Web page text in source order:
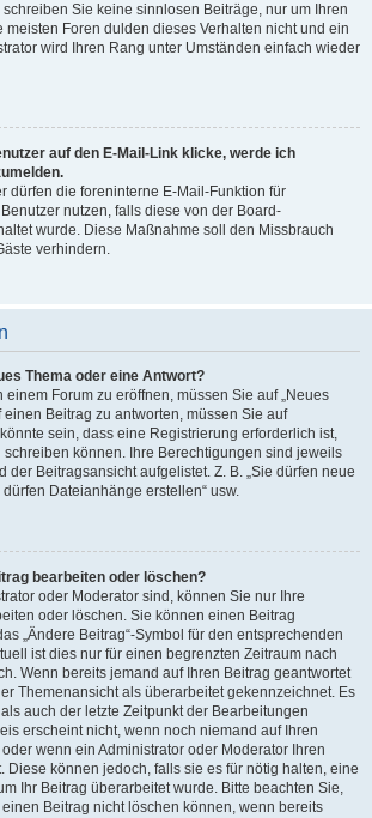
Sie keine sinnlosen Beiträge, nur um Ihren
Foren dulden dieses Verhalten nicht und ein
wird Ihren Rang unter Umständen einfach wieder
auf den E-Mail-Link klicke, werde ich
dürfen die foreninterne E-Mail-Funktion für
nutzen, falls diese von der Board-
wurde. Diese Maßnahme soll den Missbrauch
verhindern.
Thema oder eine Antwort?
einem Forum zu eröffnen, müssen Sie auf „Neues
einen Beitrag zu antworten, müssen Sie auf
sein, dass eine Registrierung erforderlich ist,
schreiben können. Ihre Berechtigungen sind jeweils
der Beitragsansicht aufgelistet. Z. B. „Sie dürfen neue
dürfen Dateianhänge erstellen“ usw.
bearbeiten oder löschen?
oder Moderator sind, können Sie nur Ihre
oder löschen. Sie können einen Beitrag
„Ändere Beitrag“-Symbol für den entsprechenden
ist dies nur für einen begrenzten Zeitraum nach
Wenn bereits jemand auf Ihren Beitrag geantwortet
Themenansicht als überarbeitet gekennzeichnet. Es
auch der letzte Zeitpunkt der Bearbeitungen
erscheint nicht, wenn noch niemand auf Ihren
wenn ein Administrator oder Moderator Ihren
Diese können jedoch, falls sie es für nötig halten, eine
Ihr Beitrag überarbeitet wurde. Bitte beachten Sie,
Beitrag nicht löschen können, wenn bereits